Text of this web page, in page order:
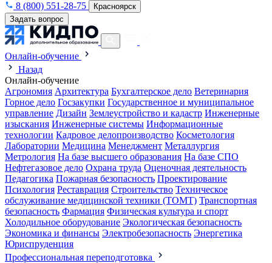
8 (800) 551-28-75
Красноярск
Задать вопрос
Онлайн-обучение
Назад
Онлайн-обучение
Агрономия Архитектура Бухгалтерское дело Ветеринария
Горное дело Госзакупки Государственное и муниципальное
управление Дизайн Землеустройство и кадастр Инженерные
изыскания Инженерные системы Информационные
технологии Кадровое делопроизводство Косметология
Лаборатории Медицина Менеджмент Металлургия
Метрология На базе высшего образования На базе СПО
Нефтегазовое дело Охрана труда Оценочная деятельность
Педагогика Пожарная безопасность Проектирование
Психология Реставрация Строительство Техническое
обслуживание медицинской техники (ТОМТ) Транспортная
безопасность Фармация Физическая культура и спорт
Холодильное оборудование Экологическая безопасность
Экономика и финансы Электробезопасность Энергетика
Юриспруденция
Профессиональная переподготовка